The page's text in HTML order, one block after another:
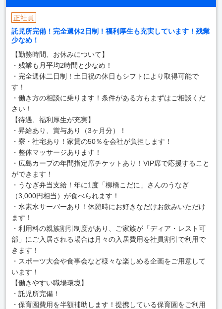
正社員
託児所完備！完全週休2日制！福利厚生も充実しています！残業
少なめ！
【勤務時間、お休みについて】
・残業も月平均2時間と少なめ！
・完全週休二日制！土日祝の休日もシフトにより取得可能で
す！
・働き方の相談に乗ります！条件がある方もまずはご相談くだ
さい！
【待遇、福利厚生が充実】
・昇給あり、賞与あり（3ヶ月分）！
・寮・社宅あり！家賃の50％を会社が負担します！
・整体マッサージあります！
・広島カープの年間指定席チケットあり！VIP席で応援すること
ができます！
・うなぎ弁当支給！年に1度「柳橋こだに」さんのうなぎ
（3,000円相当）が食べられます！
・水素水サーバーあり！休憩時にお好きなだけお飲みいただけ
ます！
・利用料の親族割引制度があり、ご家族が「ディア・レスト可
部」にご入居される場合は月々の入居費用を社員割引で利用で
きます！
・スポーツ大会や食事会など様々な楽しめる企画をご用意して
います！
【働きやすい職場環境】
・託児所完備！
・保育園費用を半額補助します！提携している保育園をご利用